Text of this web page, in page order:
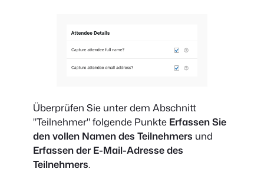
Überprüfen Sie unter dem Abschnitt
"Teilnehmer" folgende Punkte Erfassen Sie
den vollen Namen des Teilnehmers und
Erfassen der E-Mail-Adresse des
Teilnehmers.